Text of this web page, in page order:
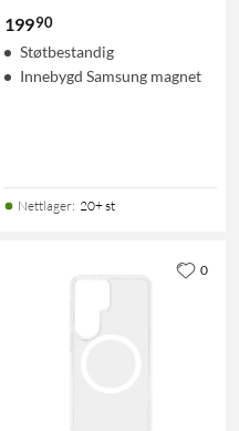
19990
Støtbestandig
Innebygd Samsung magnet
Nettlager: 20+ st
0